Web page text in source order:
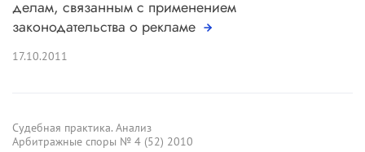
делам, связанным с применением
законодательства о рекламе
17.10.2011
Судебная практика. Анализ
Арбитражные споры № 4 (52) 2010